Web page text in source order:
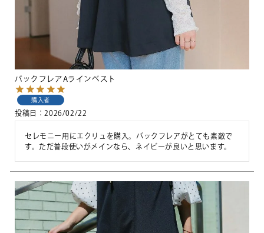
バックフレアAラインベスト
購入者
投稿日 2026/02/22
セレモニー用にエクリュを購入。バックフレアがとても素敵で
す。ただ普段使いがメインなら、ネイビーが良いと思います。